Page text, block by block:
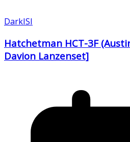
DarkISI
Hatchetman HCT-3F
Davion Lanzenset]